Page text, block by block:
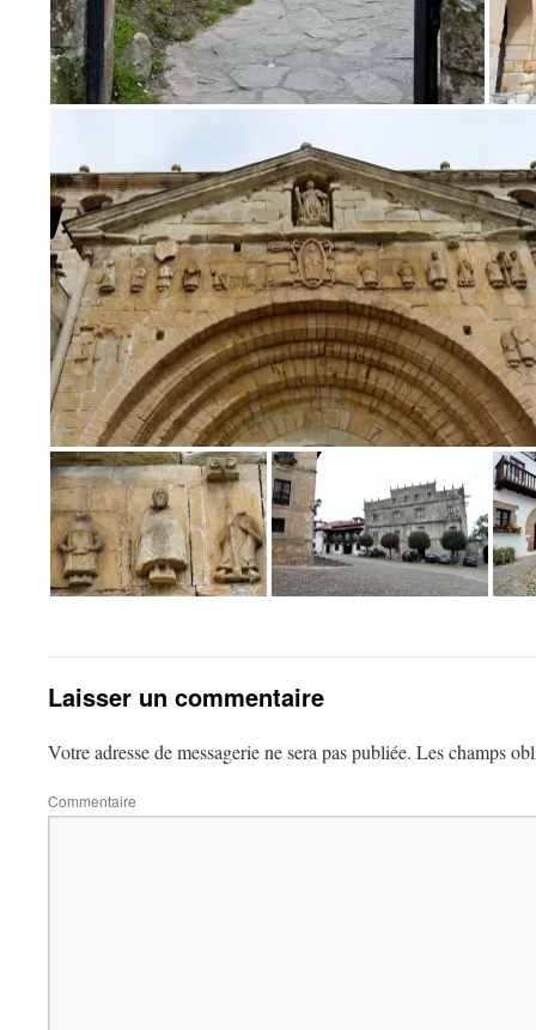
Laisser un commentaire
Votre adresse de messagerie ne sera pas publiée. Les champs
Commentaire